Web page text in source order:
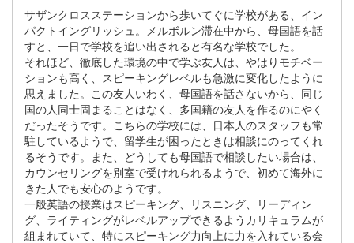
サザンクロスステーションから歩いてぐに学校がある、イン
パクトイングリッシュ。メルボルン滞在中から、母国語を話
すと、一日で学校を追い出されると有名な学校でした。
それほど、徹底した環境の中で学ぶ友人は、やはりモチベー
ションも高く、スピーキングレベルも急激に変化したように
思えました。この友人いわく、母国語を話さないから、同じ
国の人同士固まることはなく、多国籍の友人を作るのにやく
だったそうです。こちらの学校には、日本人のスタッフも常
駐しているようで、留学生が困ったときは相談にのってくれ
るそうです。また、どうしても母国語で相談したい場合は、
カウンセリングを別室で受けれられるようで、初めて海外に
きた人でも安心のようです。
一般英語の授業はスピーキング、リスニング、リーディン
グ、ライティングがレベルアップできるようカリキュラムが
組まれていて、特にスピーキング力向上に力を入れている会